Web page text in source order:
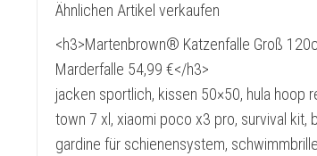
Ähnlichen Artikel verkaufen
<h3>Martenbrown® Katzenfalle Groß
Marderfalle 54,99 €</h3>
jacken sportlich, kissen 50×50, hula hoop
town 7 xl, xiaomi poco x3 pro, survival kit,
gardine für schienensystem,